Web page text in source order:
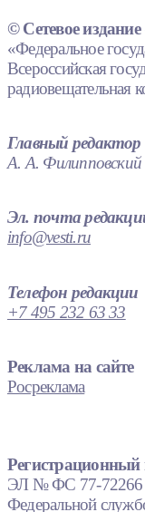
© Сетевое
«Федеральное
Всероссийская
радиовещательная
Главный редактор
А. А. Филипповский
Эл. почта
info@vesti.ru
Телефон редакции
+7 495 232 63 33
Реклама на сайте
Росреклама
Регистрационный
ЭЛ № ФС 77-72266
Федеральной